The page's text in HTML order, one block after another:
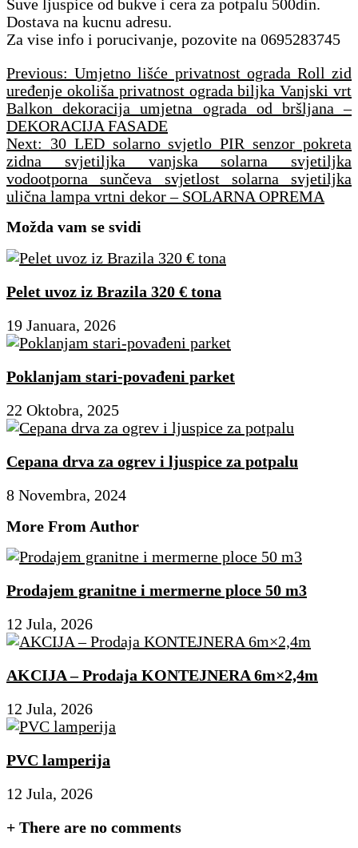
Suve ljuspice od bukve i cera za potpalu 500din.
Dostava na kucnu adresu.
Za vise info i porucivanje, pozovite na 0695283745
Navigacija
članaka
Previous: Umjetno lišće privatnost ograda Roll zid
uređenje okoliša privatnost ograda biljka Vanjski vrt
Balkon dekoracija umjetna ograda od bršljana –
DEKORACIJA FASADE
Next: 30 LED solarno svjetlo PIR senzor pokreta
zidna svjetiljka vanjska solarna svjetiljka
vodootporna sunčeva svjetlost solarna svjetiljka
ulična lampa vrtni dekor – SOLARNA OPREMA
Možda vam se svidi
Pelet uvoz iz Brazila 320 € tona
19 Januara, 2026
Poklanjam stari-povađeni parket
22 Oktobra, 2025
Cepana drva za ogrev i ljuspice za potpalu
8 Novembra, 2024
More From Author
Prodajem granitne i mermerne ploce 50 m3
12 Jula, 2026
AKCIJA – Prodaja KONTEJNERA 6m×2,4m
12 Jula, 2026
PVC lamperija
12 Jula, 2026
+ There are no comments